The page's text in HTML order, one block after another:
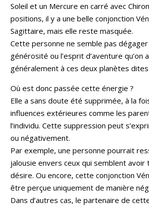
Soleil et un Mercure en carré avec
positions, il y a une belle conjonction
Sagittaire, mais elle reste masquée.
Cette personne ne semble pas dégager
générosité ou l’esprit d’aventure qu’on
généralement à ces deux planètes
Où est donc passée cette énergie ?
Elle a sans doute été supprimée, à la
influences extérieures comme les
l’individu. Cette suppression peut
ou négativement.
Par exemple, une personne pourrait
jalousie envers ceux qui semblent avoir
désire. Ou encore, cette conjonction
être perçue uniquement de manière
Dans d’autres cas, le partenaire de